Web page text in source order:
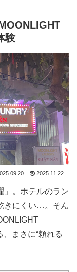
験
2025.11.22
」。ホテルのラン
きにくい…。そん
まさに“頼れる